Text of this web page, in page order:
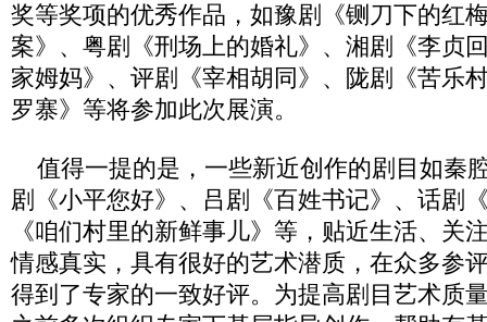
奖等奖项的优秀作品，如豫剧《铡刀下的红
案》、粤剧《刑场上的婚礼》、湘剧《李贞
家姆妈》、评剧《宰相胡同》、陇剧《苦乐
罗寨》等将参加此次展演。
值得一提的是，一些新近创作的剧目如秦
剧《小平您好》、吕剧《百姓书记》、话剧
《咱们村里的新鲜事儿》等，贴近生活、关
情感真实，具有很好的艺术潜质，在众多参
得到了专家的一致好评。为提高剧目艺术质